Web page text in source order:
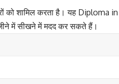
को शामिल करता है। यह Diploma
में सीखने में मदद कर सकते हैं।